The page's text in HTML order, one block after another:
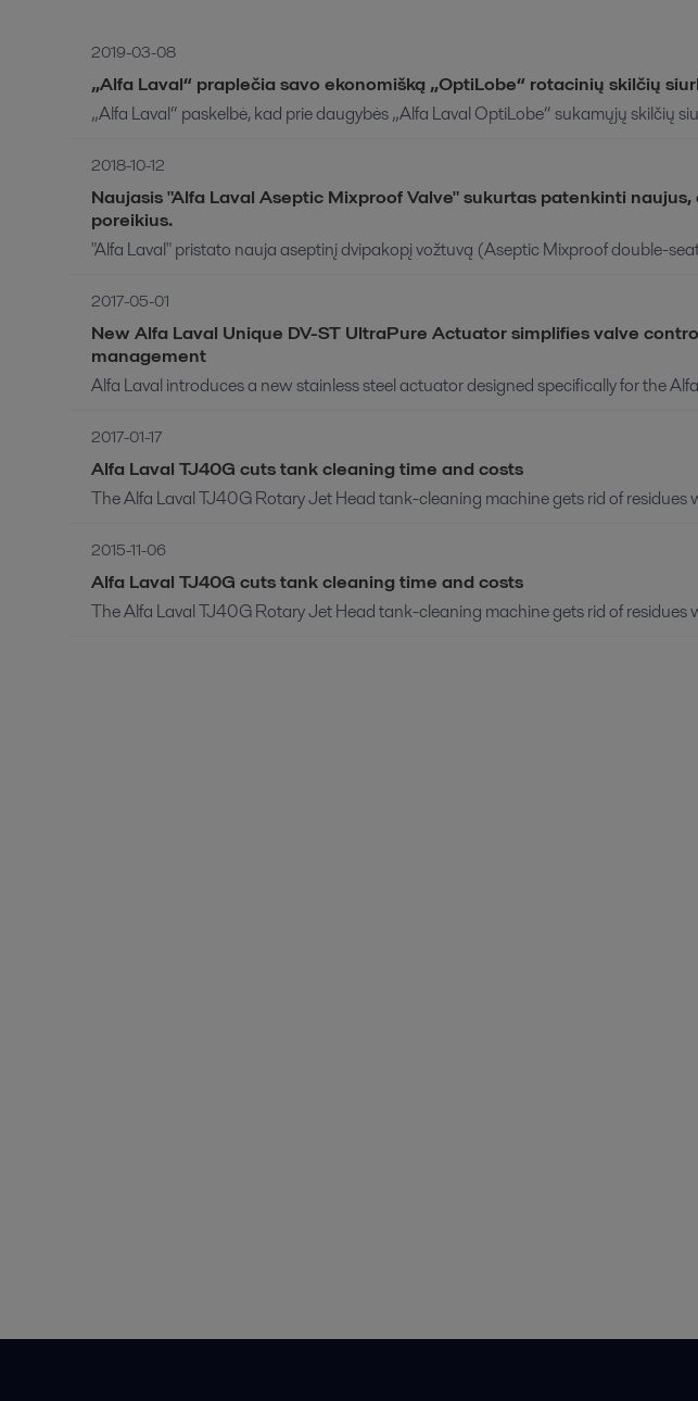
2019-03-08
„Alfa Laval“ praplečia savo ekonomišką „OptiLobe“ rotacinių skilčių
„Alfa Laval“ paskelbė, kad prie daugybės „Alfa Laval OptiLobe“ sukamųjų skilčių
2018-10-12
Naujasis "Alfa Laval Aseptic Mixproof Valve" sukurtas patenkinti
poreikius.
"Alfa Laval" pristato nauja aseptinį dvipakopį vožtuvą (Aseptic Mixproof double-
2017-05-01
New Alfa Laval Unique DV-ST UltraPure Actuator simplifies valve
management
Alfa Laval introduces a new stainless steel actuator designed specifically for the
2017-01-17
Alfa Laval TJ40G cuts tank cleaning time and costs
The Alfa Laval TJ40G Rotary Jet Head tank-cleaning machine gets rid of residues
2015-11-06
Alfa Laval TJ40G cuts tank cleaning time and costs
The Alfa Laval TJ40G Rotary Jet Head tank-cleaning machine gets rid of residues